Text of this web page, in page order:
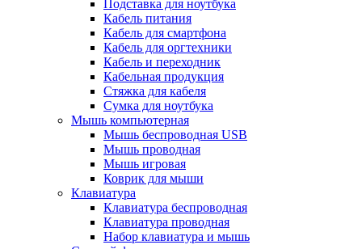
Подставка для ноутбука
Кабель питания
Кабель для смартфона
Кабель для оргтехники
Кабель и переходник
Кабельная продукция
Стяжка для кабеля
Сумка для ноутбука
Мышь компьютерная
Мышь беспроводная USB
Мышь проводная
Мышь игровая
Коврик для мыши
Клавиатура
Клавиатура беспроводная
Клавиатура проводная
Набор клавиатура и мышь